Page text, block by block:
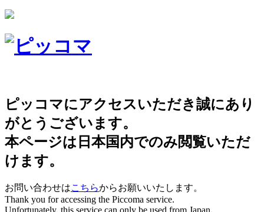
ピッコマにアクセスいただき誠にあり
がとうございます。
本ページは日本国内でのみ閲覧いただ
けます。
お問い合わせはこちらからお願いいたします。
Thank you for accessing the Piccoma service.
Unfortunately, this service can only be used from Japan.